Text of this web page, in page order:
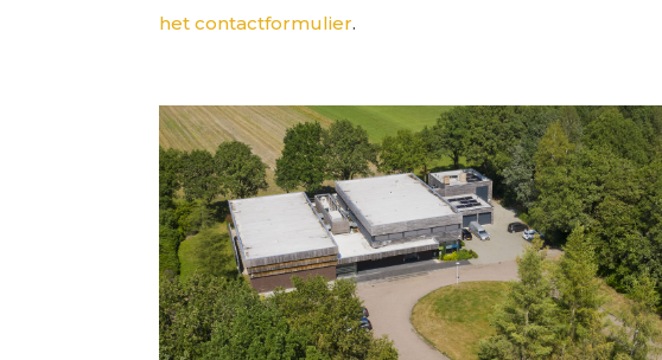
het contactformulier.